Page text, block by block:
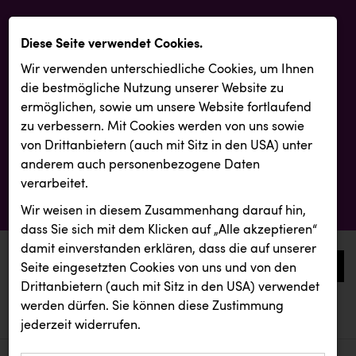
0
aktuelle aussendungen
aktuelle aussendungen
Diese Seite verwendet Cookies.
Wir verwenden unterschiedliche Cookies, um Ihnen
die best­mögliche Nutzung unserer Website zu
ermöglichen, sowie um unsere Website fortlaufend
zu verbessern. Mit Cookies werden von uns sowie
von Drittanbietern (auch mit Sitz in den USA) unter
anderem auch personenbezogene Daten
verarbeitet.
Wir weisen in diesem Zusammenhang darauf hin,
dass Sie sich mit dem Klicken auf „Alle akzeptieren“
damit ein­ver­standen erklären, dass die auf unserer
Seite eingesetzten Cookies von uns und von den
Drittanbietern (auch mit Sitz in den USA) verwendet
werden dürfen. Sie können diese Zustimmung
jederzeit widerrufen.